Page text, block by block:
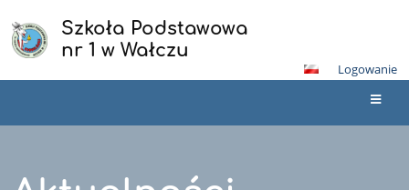
Szkoła Podstawowa
nr 1 w Wałczu
Logowanie